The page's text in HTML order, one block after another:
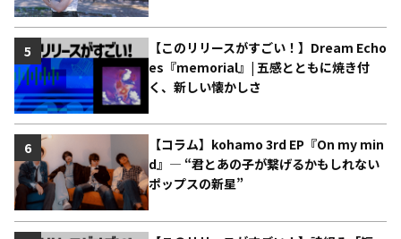
【このリリースがすごい！】Dream Echo
es『memorial』| 五感とともに焼き付
く、新しい懐かしさ
5
【コラム】kohamo 3rd EP『On my min
d』― “君とあの子が繋げるかもしれない
ポップスの新星”
6